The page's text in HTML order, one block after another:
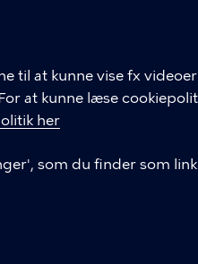
til at kunne vise fx
at kunne læse
her
som du finder som
Hvis du vil klage